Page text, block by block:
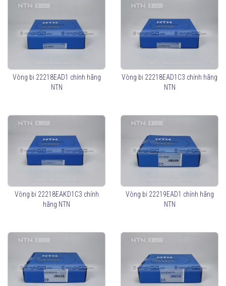
Vòng bi 22218EAD1 chính hãng
NTN
Vòng bi 22218EAD1C3 chính hãng
NTN
Vòng bi 22218EAKD1C3 chính
hãng NTN
Vòng bi 22219EAD1 chính hãng
NTN